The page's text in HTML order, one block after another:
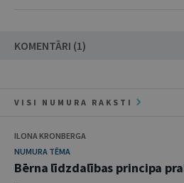
KOMENTĀRI (1)
VISI NUMURA RAKSTI
ILONA KRONBERGA
NUMURA TĒMA
Bērna līdzdalības principa